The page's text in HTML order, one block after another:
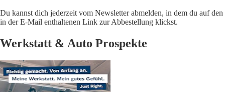
Du kannst dich jederzeit vom Newsletter abmelden, in dem du auf den
in der E-Mail enthaltenen Link zur Abbestellung klickst.
Werkstatt & Auto Prospekte